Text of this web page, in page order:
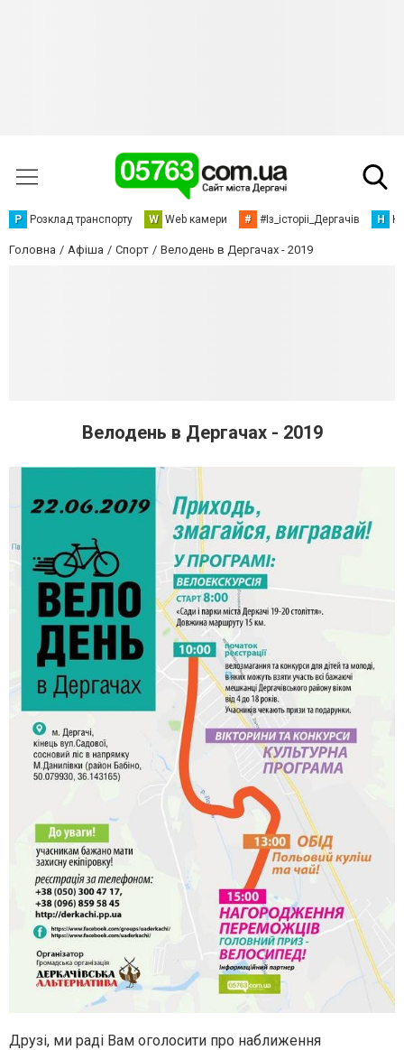
Р Розклад транспорту W Web камери # #Із_історіі_Дергачів Н
Головна Афіша Спорт Велодень в Дергачах - 2019
Велодень в Дергачах - 2019
Друзі, ми раді Вам оголосити про наближення